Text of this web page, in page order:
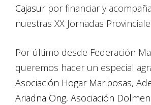
Cajasurpor financiar y
nuestras XX Jornadas
Por último desde Federación
queremos hacer un especial
Asociación Hogar Mariposas,
Ariadna Ong, Asociación Dolmen